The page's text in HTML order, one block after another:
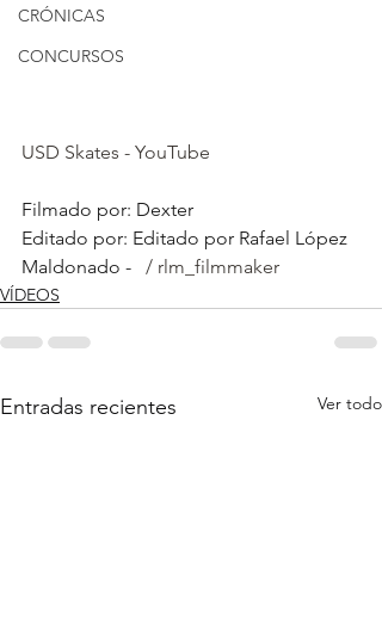
CRÓNICAS
CONCURSOS
USD Skates - YouTube
Filmado por: Dexter
Editado por: Editado por Rafael López
Maldonado -
/ rlm_filmmaker
VÍDEOS
Entradas recientes Ver todo